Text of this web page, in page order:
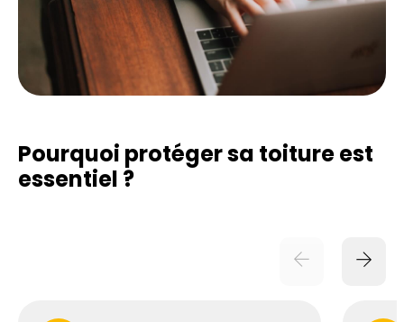
Pourquoi protéger sa toiture est
essentiel ?